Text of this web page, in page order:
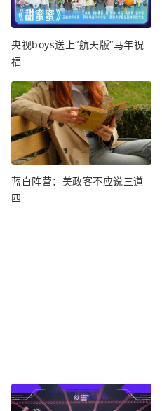
央视boys送上“航天版”马年祝
福
蓝白阵营：美政客不应说三道
四